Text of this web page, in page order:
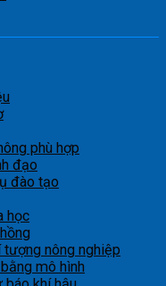
phù hợp
đạo
đào tạo
học
tượng nông nghiệp
mô hình